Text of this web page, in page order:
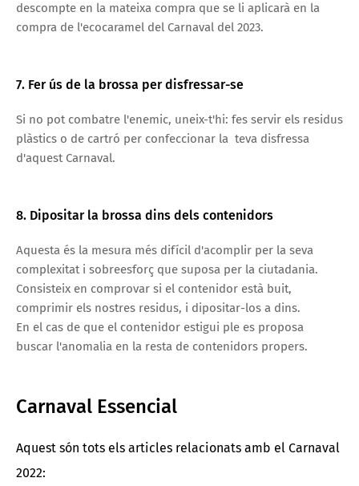
descompte en la mateixa compra que se li aplicarà en la
compra de l'ecocaramel del Carnaval del 2023.
7. Fer ús de la brossa per disfressar-se
Si no pot combatre l'enemic, uneix-t'hi: fes servir els residus
plàstics o de cartró per confeccionar la teva disfressa
d'aquest Carnaval.
8. Dipositar la brossa dins dels contenidors
Aquesta és la mesura més difícil d'acomplir per la seva
complexitat i sobreesforç que suposa per la ciutadania.
Consisteix en comprovar si el contenidor està buit,
comprimir els nostres residus, i dipositar-los a dins.
En el cas de que el contenidor estigui ple es proposa
buscar l'anomalia en la resta de contenidors propers.
Carnaval Essencial
Aquest són tots els articles relacionats amb el Carnaval
2022: